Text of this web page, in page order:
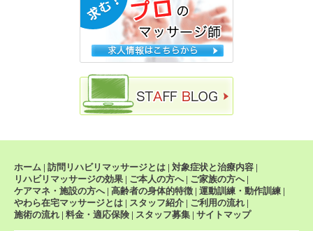
ホーム | 訪問リハビリマッサージとは | 対象症状と治療内容 |
リハビリマッサージの効果 | ご本人の方へ| ご家族の方へ|
ケアマネ・施設の方へ| 高齢者の身体的特徴 | 運動訓練・動作訓練 |
やわら在宅マッサージとは | スタッフ紹介 | ご利用の流れ |
施術の流れ | 料金・適応保険 | スタッフ募集 | サイトマップ